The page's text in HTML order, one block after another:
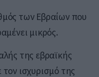
των Εβραίων που
μικρός.
της εβραϊκής
ισχυρισμό της